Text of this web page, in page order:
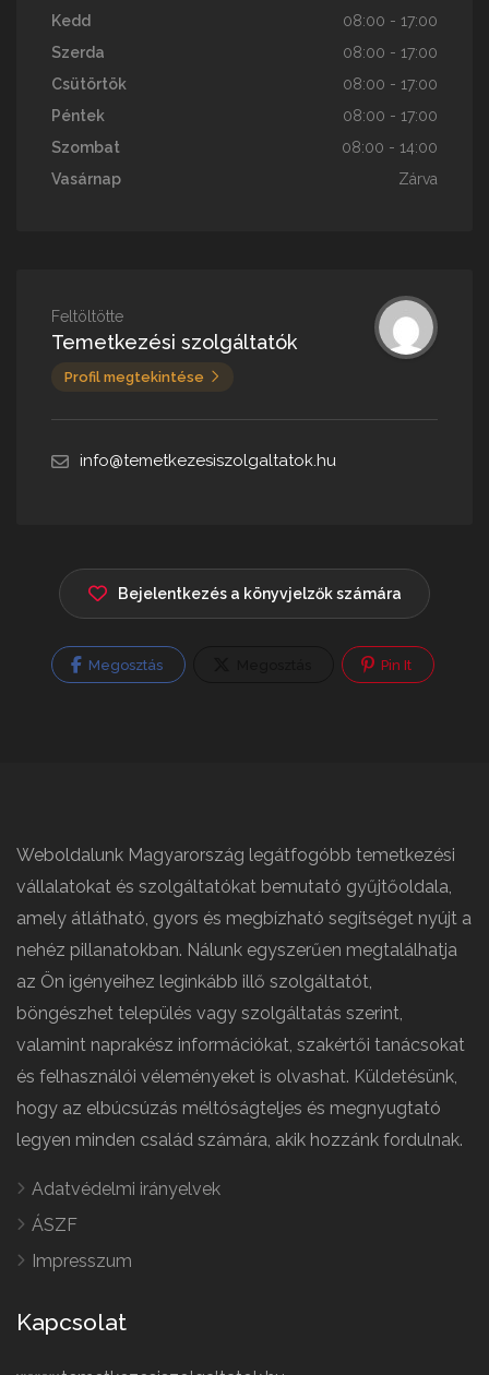
Kedd
08:00 - 17:00
Szerda
08:00 - 17:00
Csütörtök
08:00 - 17:00
Péntek
08:00 - 17:00
Szombat
08:00 - 14:00
Vasárnap
Zárva
Feltöltötte
Temetkezési szolgáltatók
Profil megtekintése
info@temetkezesiszolgaltatok.hu
Bejelentkezés a könyvjelzők számára
Megosztás Pin It
Weboldalunk Magyarország legátfogóbb temetkezési
vállalatokat és szolgáltatókat bemutató gyűjtőoldala,
amely átlátható, gyors és megbízható segítséget nyújt a
nehéz pillanatokban. Nálunk egyszerűen megtalálhatja
az Ön igényeihez leginkább illő szolgáltatót,
böngészhet település vagy szolgáltatás szerint,
valamint naprakész információkat, szakértői tanácsokat
és felhasználói véleményeket is olvashat. Küldetésünk,
hogy az elbúcsúzás méltóságteljes és megnyugtató
legyen minden család számára, akik hozzánk fordulnak.
Adatvédelmi irányelvek
ÁSZF
Impresszum
Kapcsolat